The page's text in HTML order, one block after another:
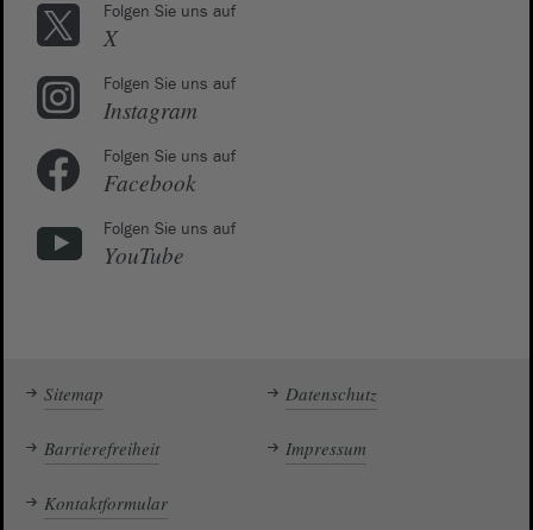
Folgen Sie uns auf
X
Folgen Sie uns auf
Instagram
Folgen Sie uns auf
Facebook
Folgen Sie uns auf
YouTube
Sitemap Datenschutz
Barrierefreiheit Impressum
Kontaktformular